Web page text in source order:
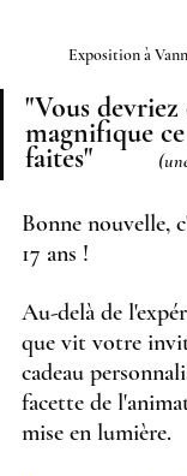
Exposition à
"Vous devriez
magnifique
faites"
Bonne nouvelle,
17 ans !
Au-delà de
que vit votre
cadeau
facette de
mise en lumière.